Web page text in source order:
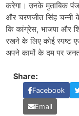
करेगा। उनके मुताबिक
और चरणजीत सिंह चन्नी
कि कांग्रेस, भाजपा और
रखने के लिए कोई स्पष्ट
अपने कामों के दम पर
Share:
Facebook
Email